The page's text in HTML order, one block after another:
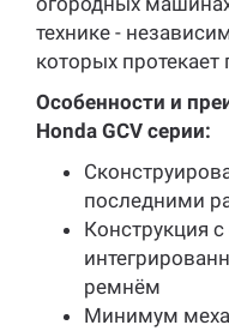
технике -
которых протекает
Особенности и
Honda GСV серии:
последними
Конструкция
ремнём
Минимум